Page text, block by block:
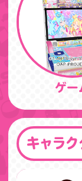
ゲー
キャラ